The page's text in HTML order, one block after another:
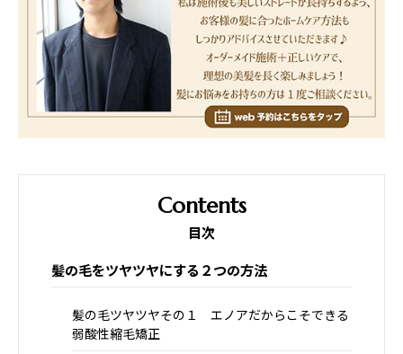
目次
髪の毛をツヤツヤにする２つの方法
髪の毛ツヤツヤその１ エノアだからこそできる
弱酸性縮毛矯正